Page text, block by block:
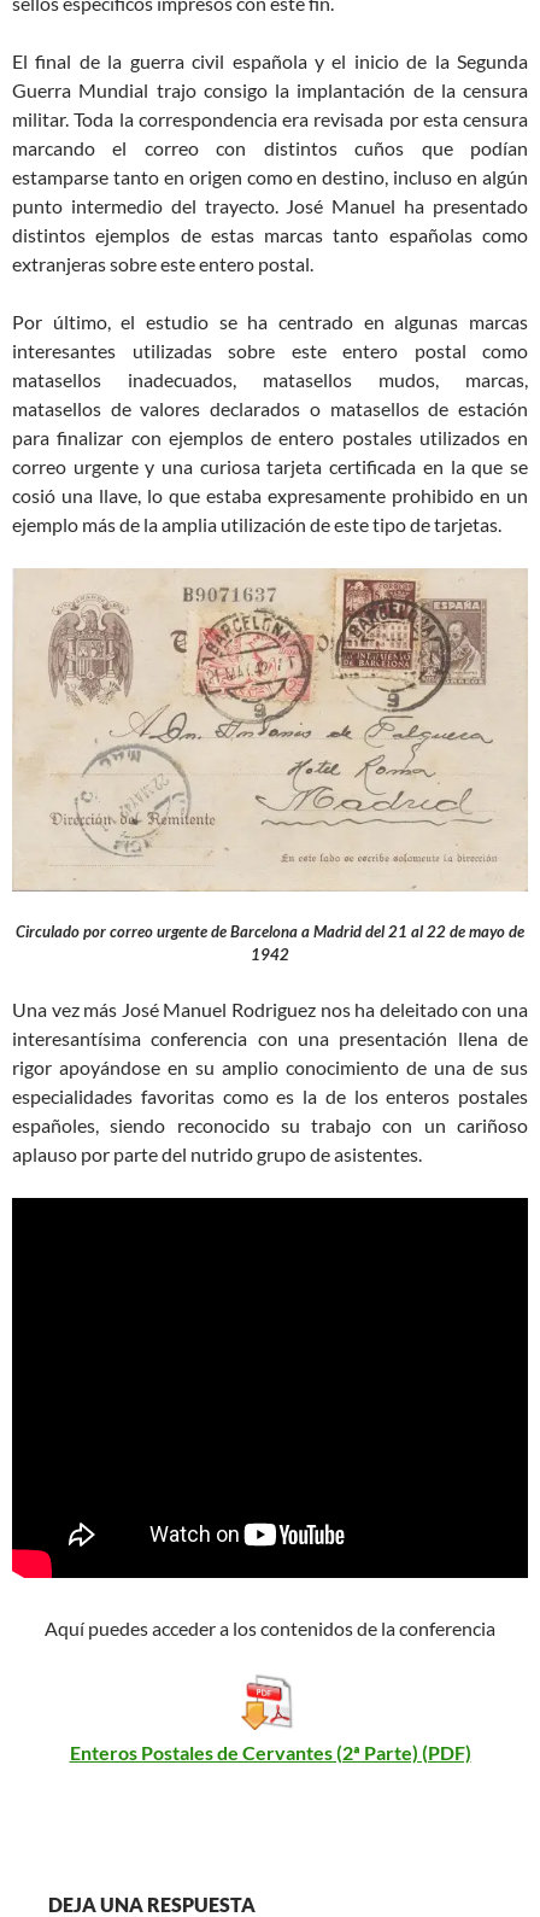
El final de la guerra civil española y el inicio de la Segunda
Guerra Mundial trajo consigo la implantación de la censura
militar. Toda la correspondencia era revisada por esta censura
marcando el correo con distintos cuños que podían
estamparse tanto en origen como en destino, incluso en algún
punto intermedio del trayecto. José Manuel ha presentado
distintos ejemplos de estas marcas tanto españolas como
extranjeras sobre este entero postal.
Por último, el estudio se ha centrado en algunas marcas
interesantes utilizadas sobre este entero postal como
matasellos inadecuados, matasellos mudos, marcas,
matasellos de valores declarados o matasellos de estación
para finalizar con ejemplos de entero postales utilizados en
correo urgente y una curiosa tarjeta certificada en la que se
cosió una llave, lo que estaba expresamente prohibido en un
ejemplo más de la amplia utilización de este tipo de tarjetas.
Circulado por correo urgente de Barcelona a Madrid del 21 al 22 de mayo de
1942
Una vez más José Manuel Rodriguez nos ha deleitado con una
interesantísima conferencia con una presentación llena de
rigor apoyándose en su amplio conocimiento de una de sus
especialidades favoritas como es la de los enteros postales
españoles, siendo reconocido su trabajo con un cariñoso
aplauso por parte del nutrido grupo de asistentes.
Aquí puedes acceder a los contenidos de la conferencia
Enteros Postales de Cervantes (2ª Parte) (PDF)
DEJA UNA RESPUESTA